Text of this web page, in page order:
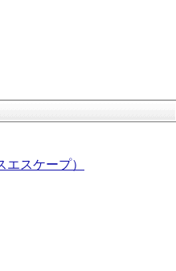
スケープ）